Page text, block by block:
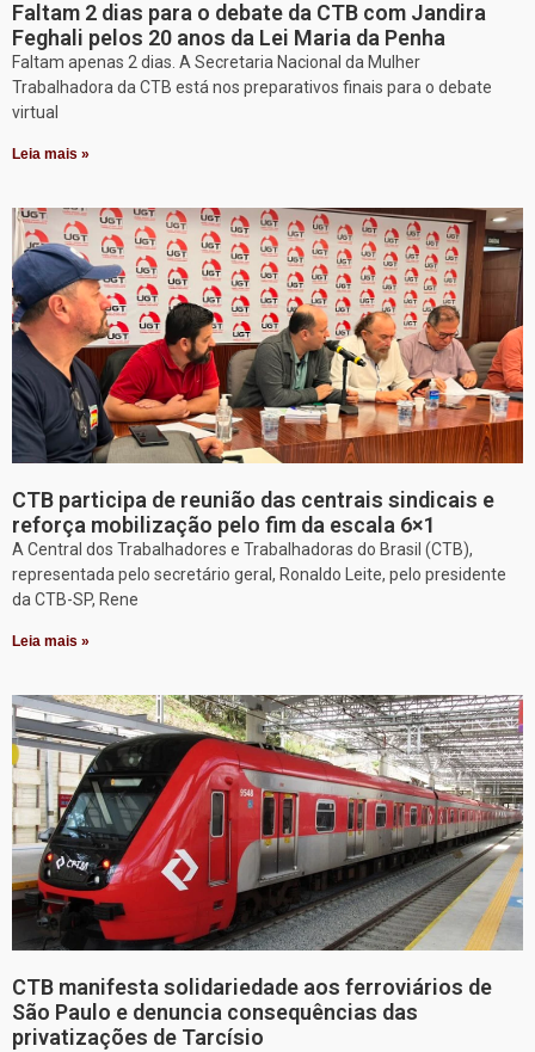
Faltam 2 dias para o debate da CTB com Jandira
Feghali pelos 20 anos da Lei Maria da Penha
Faltam apenas 2 dias. A Secretaria Nacional da Mulher
Trabalhadora da CTB está nos preparativos finais para o debate
virtual
Leia mais »
CTB participa de reunião das centrais sindicais e
reforça mobilização pelo fim da escala 6×1
A Central dos Trabalhadores e Trabalhadoras do Brasil (CTB),
representada pelo secretário geral, Ronaldo Leite, pelo presidente
da CTB-SP, Rene
Leia mais »
CTB manifesta solidariedade aos ferroviários de
São Paulo e denuncia consequências das
privatizações de Tarcísio